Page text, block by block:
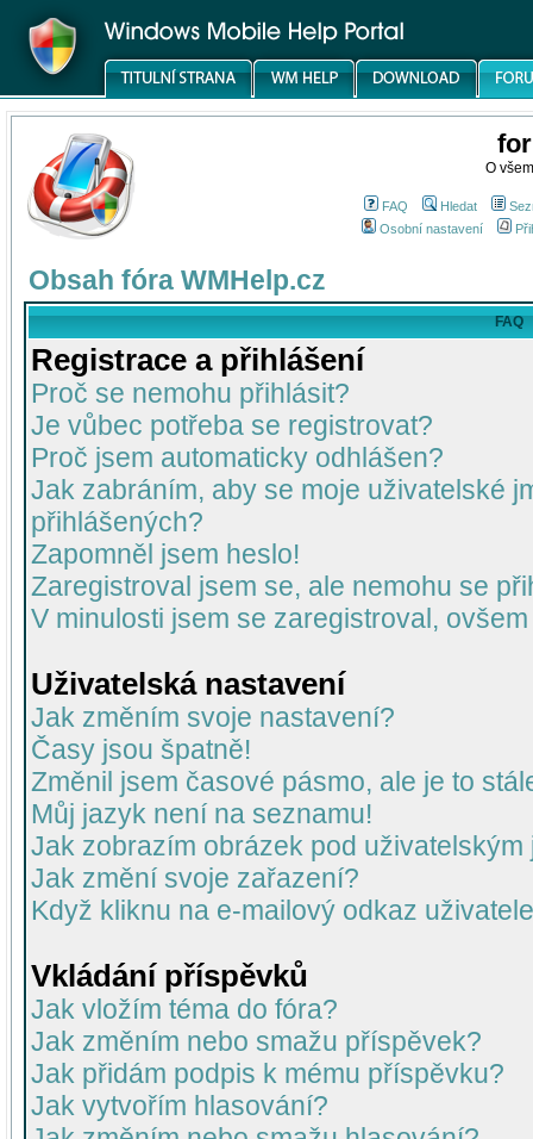
O
FAQ Hledat
Osobní nastavení
Obsah fóra WMHelp.cz
FAQ
Registrace a přihlášení
Proč se nemohu přihlásit?
Je vůbec potřeba se registrovat?
Proč jsem automaticky odhlášen?
Jak zabráním, aby se moje uživatelské
přihlášených?
Zapomněl jsem heslo!
Zaregistroval jsem se, ale nemohu se
V minulosti jsem se zaregistroval,
Uživatelská nastavení
Jak změním svoje nastavení?
Časy jsou špatně!
Změnil jsem časové pásmo, ale je to
Můj jazyk není na seznamu!
Jak zobrazím obrázek pod uživatelským
Jak změní svoje zařazení?
Když kliknu na e-mailový odkaz
Vkládání příspěvků
Jak vložím téma do fóra?
Jak změním nebo smažu příspěvek?
Jak přidám podpis k mému příspěvku?
Jak vytvořím hlasování?